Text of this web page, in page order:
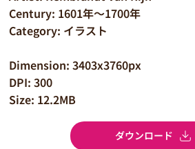
Century: 1601年～1700年
Category: イラスト
Dimension: 3403x3760px
DPI: 300
Size: 12.2MB
ダウンロード